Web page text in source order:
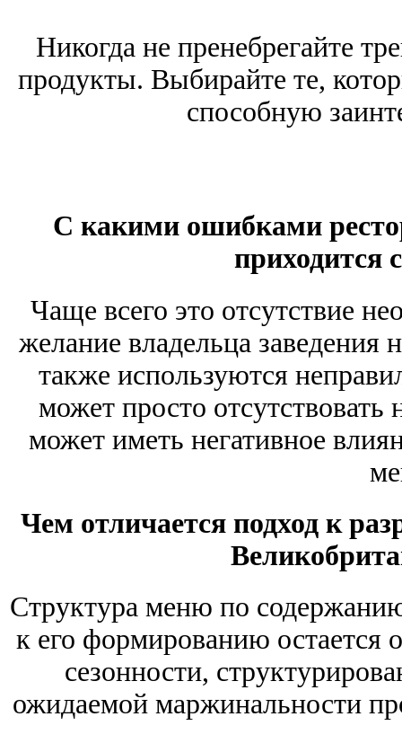
Никогда не пренебрегайте
продукты. Выбирайте те,
способную
С какими ошибками
приходится
Чаще всего это отсутствие
желание владельца заведения
также используются
может просто
может иметь негативное
Чем отличается подход к
Структура меню по
к его формированию остается
сезонности,
ожидаемой маржинальности